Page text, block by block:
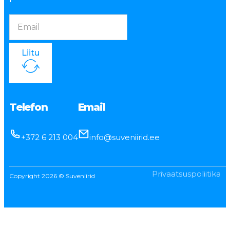
Liitu
Telefon
+372 6 213 004
Email
info@suveniirid.ee
Copyright 2026 © Suveniirid Privaatsuspoliitika